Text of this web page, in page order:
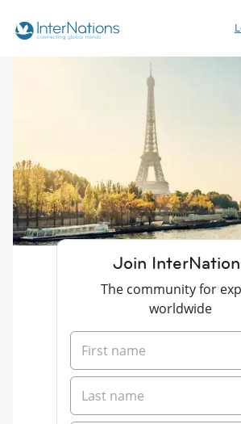
Join
The community for
worldwide